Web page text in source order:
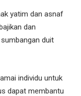
yatim dan asnaf
dan
duit
individu untuk
dapat membantu